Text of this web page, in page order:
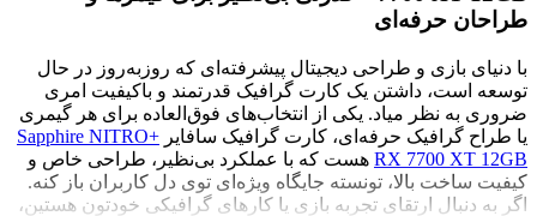
طراحان حرفه‌ای
با دنیای بازی و طراحی دیجیتال پیشرفته‌ای که روزبه‌روز در حال
توسعه است، داشتن یک کارت گرافیک قدرتمند و باکیفیت امری
ضروری به نظر میاد. یکی از انتخاب‌های فوق‌العاده برای هر گیمری
یا طراح گرافیک حرفه‌ای، کارت گرافیک سافایر Sapphire NITRO+
RX 7700 XT 12GB هست که با عملکرد بی‌نظیر، طراحی خاص و
کیفیت ساخت بالا، تونسته جایگاه ویژه‌ای توی دل کاربران باز کنه.
اگر به دنبال ارتقای تجربه بازی یا کارهای گرافیکی خودتون هستین،